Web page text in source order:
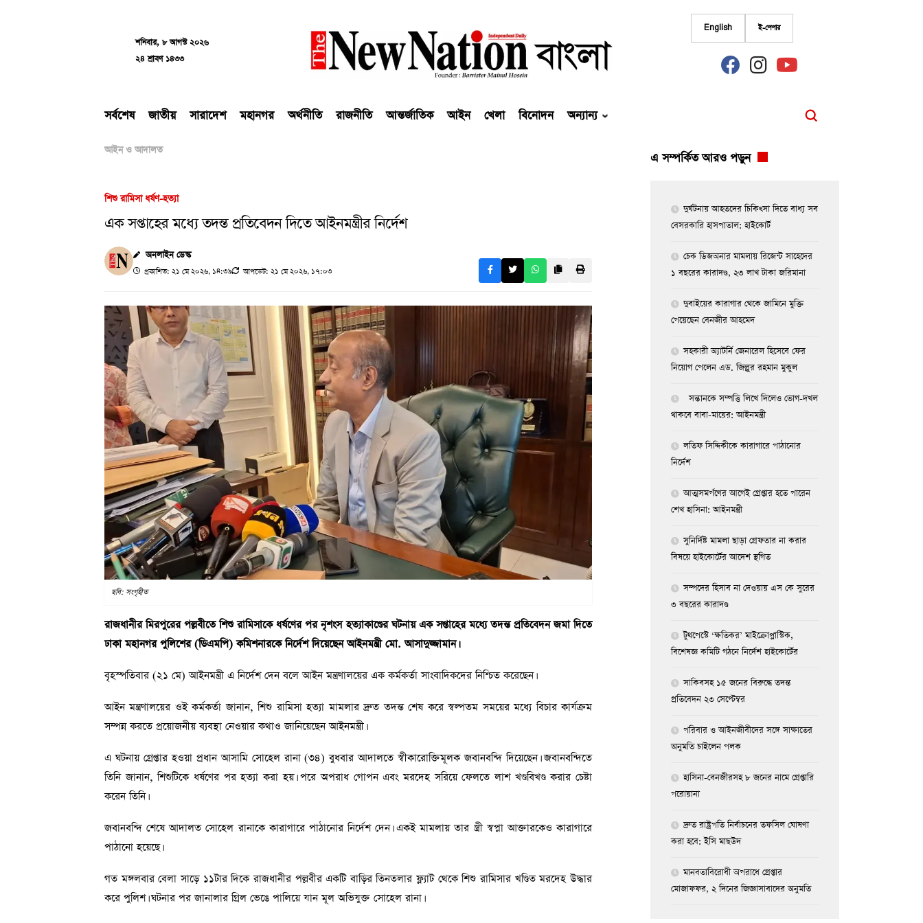
শনিবার, ৮ আগস্ট ২০২৬
২৪ শ্রাবণ ১৪৩৩
English ই-পেপার
fab
fa-
fab
fa-
fab
fa-
সর্বশেষ জাতীয় সারাদেশ মহানগর অর্থনীতি রাজনীতি আন্তর্জাতিক আইন খেলা বিনোদন অন্যান্য
আইন ও আদালত
শিশু রামিসা ধর্ষণ-হত্যা
এক সপ্তাহের মধ্যে তদন্ত প্রতিবেদন দিতে আইনমন্ত্রীর নির্দেশ
অনলাইন ডেস্ক
প্রকাশিত: ২১ মে ২০২৬, ১৪:৩৯ আপডেট: ২১ মে ২০২৬, ১৭:০৩
ছবি: সংগৃহীত
রাজধানীর মিরপুরের পল্লবীতে শিশু রামিসাকে ধর্ষণের পর নৃশংস হত্যাকাণ্ডের ঘটনায় এক সপ্তাহের মধ্যে তদন্ত প্রতিবেদন জমা দিতে
ঢাকা মহানগর পুলিশের (ডিএমপি) কমিশনারকে নির্দেশ দিয়েছেন আইনমন্ত্রী মো. আসাদুজ্জামান।
বৃহস্পতিবার (২১ মে) আইনমন্ত্রী এ নির্দেশ দেন বলে আইন মন্ত্রণালয়ের এক কর্মকর্তা সাংবাদিকদের নিশ্চিত করেছেন।
আইন মন্ত্রণালয়ের ওই কর্মকর্তা জানান, শিশু রামিসা হত্যা মামলার দ্রুত তদন্ত শেষ করে স্বল্পতম সময়ের মধ্যে বিচার কার্যক্রম
সম্পন্ন করতে প্রয়োজনীয় ব্যবস্থা নেওয়ার কথাও জানিয়েছেন আইনমন্ত্রী।
এ ঘটনায় গ্রেপ্তার হওয়া প্রধান আসামি সোহেল রানা (৩৪) বুধবার আদালতে স্বীকারোক্তিমূলক জবানবন্দি দিয়েছেন। জবানবন্দিতে
তিনি জানান, শিশুটিকে ধর্ষণের পর হত্যা করা হয়। পরে অপরাধ গোপন এবং মরদেহ সরিয়ে ফেলতে লাশ খণ্ডবিখণ্ড করার চেষ্টা
করেন তিনি।
জবানবন্দি শেষে আদালত সোহেল রানাকে কারাগারে পাঠানোর নির্দেশ দেন। একই মামলায় তার স্ত্রী স্বপ্না আক্তারকেও কারাগারে
পাঠানো হয়েছে।
গত মঙ্গলবার বেলা সাড়ে ১১টার দিকে রাজধানীর পল্লবীর একটি বাড়ির তিনতলার ফ্ল্যাট থেকে শিশু রামিসার খণ্ডিত মরদেহ উদ্ধার
করে পুলিশ। ঘটনার পর জানালার গ্রিল ভেঙে পালিয়ে যান মূল অভিযুক্ত সোহেল রানা।
এ সম্পর্কিত আরও পড়ুন
দুর্ঘটনায় আহতদের চিকিৎসা দিতে বাধ্য সব
বেসরকারি হাসপাতাল: হাইকোর্ট
চেক ডিজঅনার মামলায় রিজেন্ট সাহেদের
১ বছরের কারাদণ্ড, ২৩ লাখ টাকা জরিমানা
দুবাইয়ের কারাগার থেকে জামিনে মুক্তি
পেয়েছেন বেনজীর আহমেদ
সহকারী অ্যাটর্নি জেনারেল হিসেবে ফের
নিয়োগ পেলেন এড. জিল্লুর রহমান মুকুল
সন্তানকে সম্পত্তি লিখে দিলেও ভোগ-দখল
থাকবে বাবা-মায়ের: আইনমন্ত্রী
লতিফ সিদ্দিকীকে কারাগারে পাঠানোর
নির্দেশ
আত্মসমর্পণের আগেই গ্রেপ্তার হতে পারেন
শেখ হাসিনা: আইনমন্ত্রী
সুনির্দিষ্ট মামলা ছাড়া গ্রেফতার না করার
বিষয়ে হাইকোর্টের আদেশ স্থগিত
সম্পদের হিসাব না দেওয়ায় এস কে সুরের
৩ বছরের কারাদণ্ড
টুথপেস্টে ‘ক্ষতিকর’ মাইক্রোপ্লাস্টিক,
বিশেষজ্ঞ কমিটি গঠনে নির্দেশ হাইকোর্টের
সাকিবসহ ১৫ জনের বিরুদ্ধে তদন্ত
প্রতিবেদন ২৩ সেপ্টেম্বর
পরিবার ও আইনজীবীদের সঙ্গে সাক্ষাতের
অনুমতি চাইলেন পলক
হাসিনা-বেনজীরসহ ৮ জনের নামে গ্রেপ্তারি
পরোয়ানা
দ্রুত রাষ্ট্রপতি নির্বাচনের তফসিল ঘোষণা
করা হবে: ইসি মাছউদ
মানবতাবিরোধী অপরাধে গ্রেপ্তার
মোজাফফর, ২ দিনের জিজ্ঞাসাবাদের অনুমতি